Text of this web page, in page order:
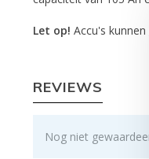
Let op! Accu's kunnen
REVIEWS
Nog niet